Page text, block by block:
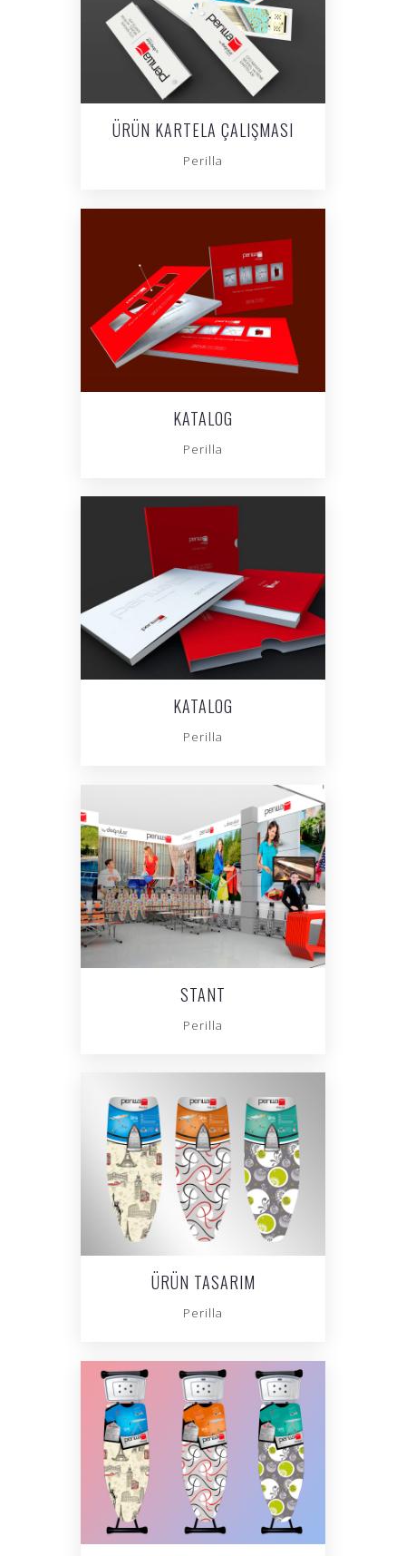
ÜRÜN KARTELA ÇALIŞMASI
Perilla
KATALOG
Perilla
KATALOG
Perilla
STANT
Perilla
ÜRÜN TASARIM
Perilla